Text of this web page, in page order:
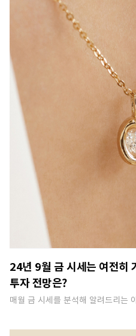
24년 9월 금 시세는 여전히
투자 전망은?
매월 금 시세를 분석해 알려드리는